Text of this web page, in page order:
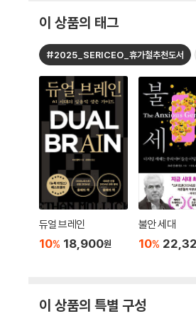
이 상품의 태그
#2025_SERICEO_휴가철추천도서
듀얼 브레인
10% 18,900원
불안 세대
10%
이 상품의 특별 구성